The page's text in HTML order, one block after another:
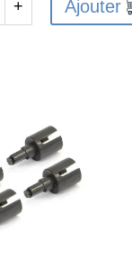
+ Ajouter